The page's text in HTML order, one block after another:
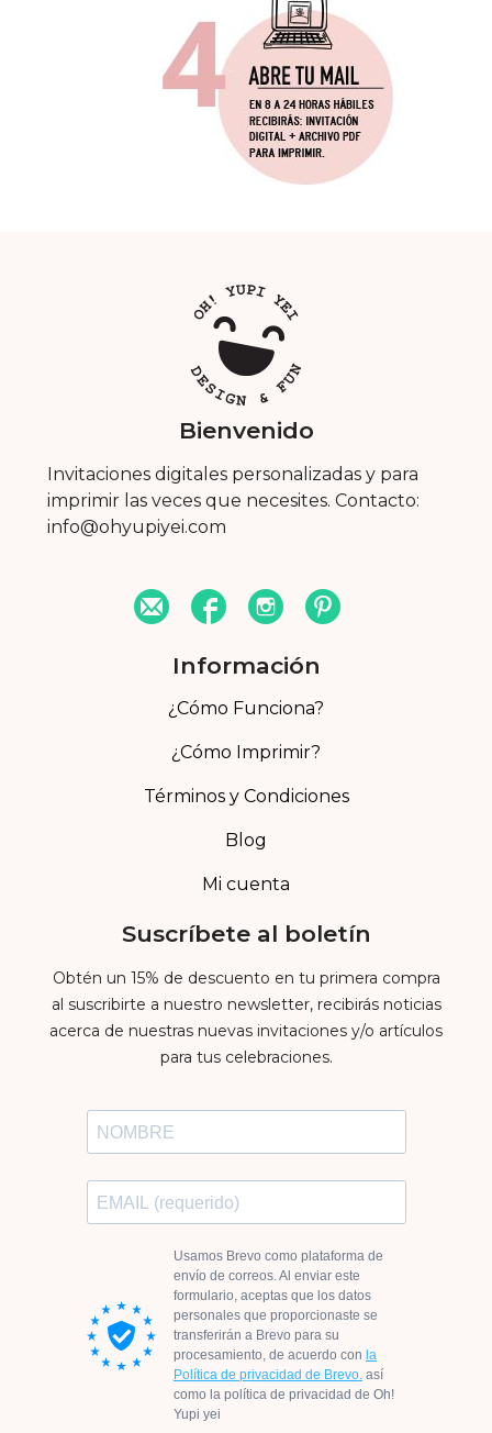
Bienvenido
Invitaciones digitales personalizadas y para
imprimir las veces que necesites. Contacto:
info@ohyupiyei.com
Información
¿Cómo Funciona?
¿Cómo Imprimir?
Términos y Condiciones
Blog
Mi cuenta
Suscríbete al boletín
Obtén un 15% de descuento en tu primera compra
al suscribirte a nuestro newsletter, recibirás noticias
acerca de nuestras nuevas invitaciones y/o artículos
para tus celebraciones.